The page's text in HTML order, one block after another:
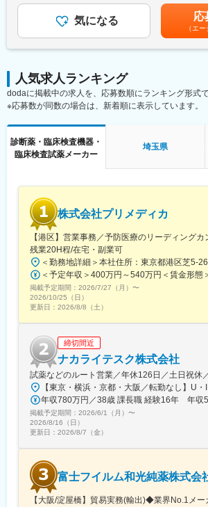
【働き方や福利厚生】
年間休日127日、土日祝休み、残業月平均
と両立して働きたい方におすすめです。家
【同社の特徴】
1981年に設立し、当初は微生物検査に使用
培地の製造と販売から事業を開始しました
製造、微生物検査にも貢献する「培地」や
製造を手がける企業です。40年もの実績を
パニーとして国内で知られており、トップ
■働き方：
年間休日126日・土日祝休み、残業時間は
ており、ワークライフバランスを整えやす
【業務内容】
■機器メンテナンス業務全般
■巡回訪問
また、下記のような営業フォローをいた
■機器に関する問い合わせ対応（メール・
【研修について】
入社後６カ月～最長１年程度、坂戸本社（
しております。丁寧に指導いたしますので
ャッチアップいただける環境です◎
【タイムスケジュール例】
09:00～出勤（事務処理、スケジュール確認
12:00～昼食
13:00～顧客訪問（修理訪問、営業同行、巡
17:00～事務処理、報告書作成、スケジュー
18:00～退社
【同社の特徴】
1981年に設立し、微生物検査に使用する動
製造と販売から事業を開始。微生物培の原
にモノクロおよびポリクロ等抗体受託サー
培地の製品ラインアップを充実、最近では
織培養培地の開発に特に注力してきました。
て上下する可能性があります。月給(月額)
です。 気になる 応
（エ
人気求人ランキング
dodaに掲載中の求人を、応募数順にランキング形式
※応募数が同数の場合は、新着順に表示しています。
診断薬・臨床検査機器・
臨床検査試薬メーカー
埼玉県
株式会社プリメディカ
【港区】営業事務／予防医療のリーディング
残業20H程/在宅・副業可
掲載予定期間： 2026/7/27（月） 〜
2026/10/25（日）
更新日： 2026/8/8（土）
締切間近
ナカライテスク株式会社
試薬などのルート営業／年休126日／土日祝休
掲載予定期間： 2026/6/1（月） 〜
2026/8/16（日）
更新日： 2026/8/7（金）
富士フイルム和光純薬株式会
【大阪/淀屋橋】貿易実務(輸出)◆業界No.1メ